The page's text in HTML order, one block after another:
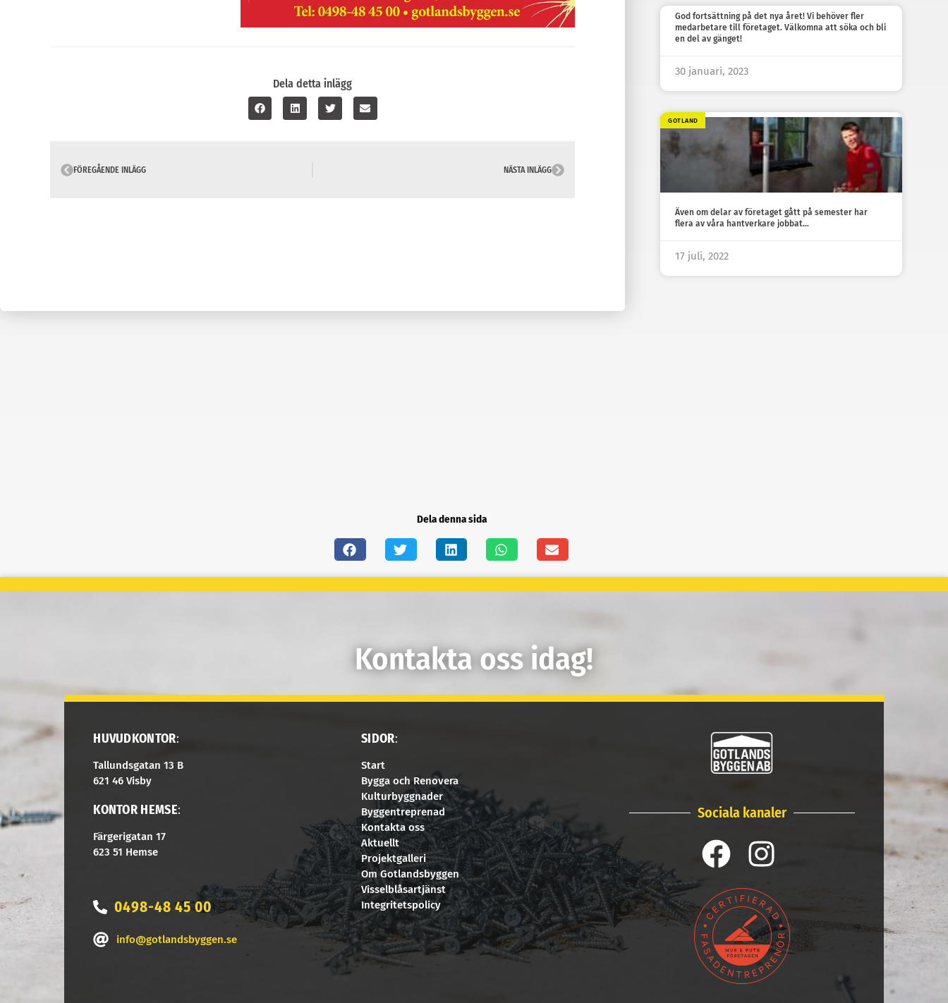
Dela detta inlägg
FÖREGÅENDE INLÄGG NÄSTA INLÄGG
God fortsättning på det nya året! Vi behöver fler
medarbetare till företaget. Välkomna att söka och bli
en del av gänget!
30 januari, 2023
GOTLAND
Även om delar av företaget gått på semester har
flera av våra hantverkare jobbat…
17 juli, 2022
Dela denna sida
Kontakta oss idag!
HUVUDKONTOR:
Tallundsgatan 13 B
621 46 Visby
KONTOR HEMSE:
Färgerigatan 17
623 51 Hemse
0498-48 45 00
info@gotlandsbyggen.se
SIDOR:
Start
Bygga och Renovera
Kulturbyggnader
Byggentreprenad
Kontakta oss
Aktuellt
Projektgalleri
Om Gotlandsbyggen
Visselblåsartjänst
Integritetspolicy
Sociala kanaler